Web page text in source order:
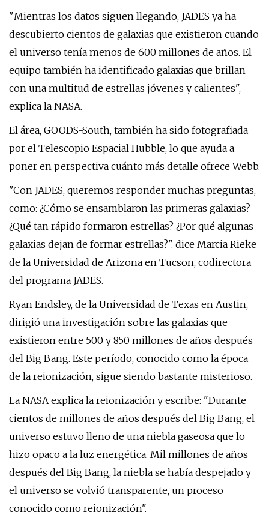
"Mientras los datos siguen llegando, JADES ya ha
descubierto cientos de galaxias que existieron cuando
el universo tenía menos de 600 millones de años. El
equipo también ha identificado galaxias que brillan
con una multitud de estrellas jóvenes y calientes",
explica la NASA.
El área, GOODS-South, también ha sido fotografiada
por el Telescopio Espacial Hubble, lo que ayuda a
poner en perspectiva cuánto más detalle ofrece Webb.
"Con JADES, queremos responder muchas preguntas,
como: ¿Cómo se ensamblaron las primeras galaxias?
¿Qué tan rápido formaron estrellas? ¿Por qué algunas
galaxias dejan de formar estrellas?". dice Marcia Rieke
de la Universidad de Arizona en Tucson, codirectora
del programa JADES.
Ryan Endsley, de la Universidad de Texas en Austin,
dirigió una investigación sobre las galaxias que
existieron entre 500 y 850 millones de años después
del Big Bang. Este período, conocido como la época
de la reionización, sigue siendo bastante misterioso.
La NASA explica la reionización y escribe: "Durante
cientos de millones de años después del Big Bang, el
universo estuvo lleno de una niebla gaseosa que lo
hizo opaco a la luz energética. Mil millones de años
después del Big Bang, la niebla se había despejado y
el universo se volvió transparente, un proceso
conocido como reionización".